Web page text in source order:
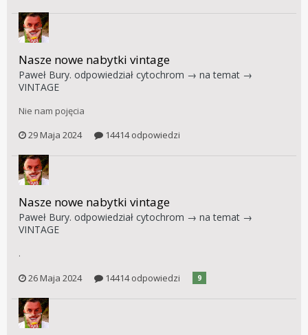
Nasze nowe nabytki vintage
Paweł Bury. odpowiedział cytochrom → na temat →
VINTAGE
Nie nam pojęcia
29 Maja 2024
14414 odpowiedzi
Nasze nowe nabytki vintage
Paweł Bury. odpowiedział cytochrom → na temat →
VINTAGE
.
26 Maja 2024
14414 odpowiedzi 9